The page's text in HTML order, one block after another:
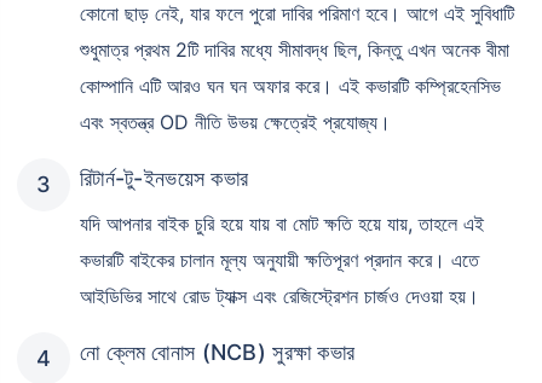
কোনো ছাড় নেই, যার ফলে পুরো দাবির পরিমাণ হবে। আগে এই সুবিধাটি
শুধুমাত্র প্রথম 2টি দাবির মধ্যে সীমাবদ্ধ ছিল, কিন্তু এখন অনেক বীমা
কোম্পানি এটি আরও ঘন ঘন অফার করে। এই কভারটি কম্প্রিহেনসিভ
এবং স্বতন্ত্র OD নীতি উভয় ক্ষেত্রেই প্রযোজ্য।
রিটার্ন-টু-ইনভয়েস কভার
যদি আপনার বাইক চুরি হয়ে যায় বা মোট ক্ষতি হয়ে যায়, তাহলে এই
কভারটি বাইকের চালান মূল্য অনুযায়ী ক্ষতিপূরণ প্রদান করে। এতে
আইডিভির সাথে রোড ট্যাক্স এবং রেজিস্ট্রেশন চার্জও দেওয়া হয়।
নো ক্লেম বোনাস (NCB) সুরক্ষা কভার